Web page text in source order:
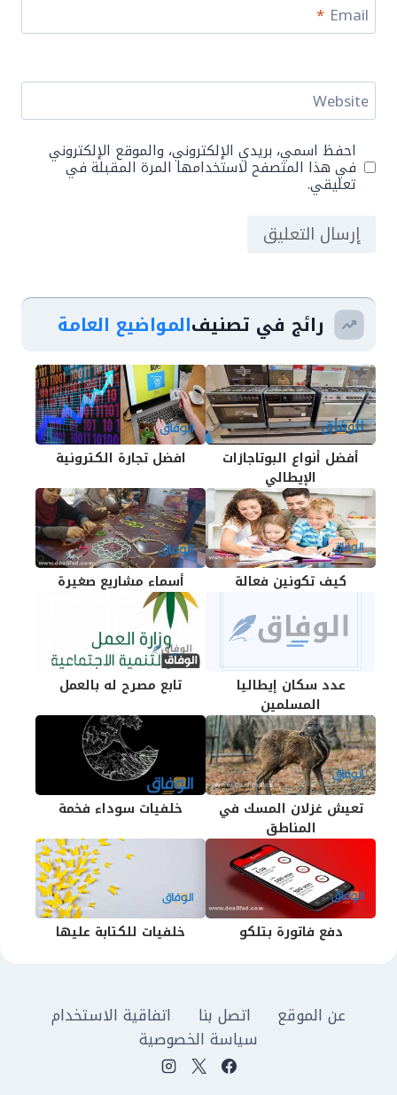
Email
*
Website
احفظ اسمي، بريدي الإلكتروني، والموقع الإلكتروني
في هذا المتصفح لاستخدامها المرة المقبلة في
تعليقي.
رائج في تصنيفالمواضيع العامة
أفضل أنواع البوتاجازات
الإيطالي
افضل تجارة الكترونية
كيف تكونين فعالة أسماء مشاريع صغيرة
عدد سكان إيطاليا
المسلمين
تابع مصرح له بالعمل
تعيش غزلان المسك في
المناطق
خلفيات سوداء فخمة
دفع فاتورة بتلكو خلفيات للكتابة عليها
عن الموقع اتصل بنا
اتفاقية الاستخدام
سياسة الخصوصية